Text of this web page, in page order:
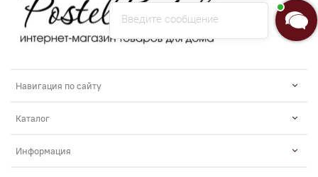
Навигация по сайту
Каталог
Информация
Введите сообщение